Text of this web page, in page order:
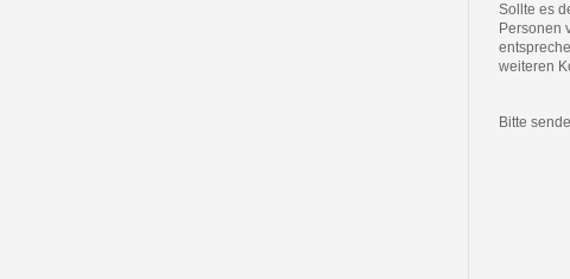
Sollte es
Personen
weiteren
Bitte